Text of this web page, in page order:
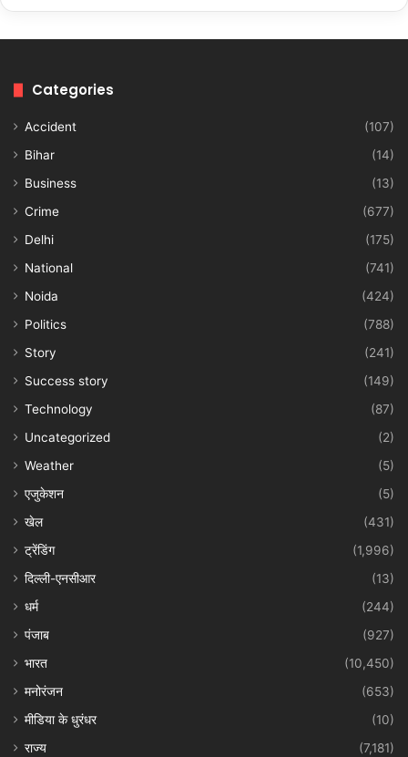
Categories
Accident
(107)
Bihar
(14)
Business
(13)
Crime
(677)
Delhi
(175)
National
(741)
Noida
(424)
Politics
(788)
Story
(241)
Success story
(149)
Technology
(87)
Uncategorized
(2)
Weather
(5)
एजुकेशन
(5)
खेल
(431)
ट्रेंडिंग
(1,996)
दिल्ली-एनसीआर
(13)
धर्म
(244)
पंजाब
(927)
भारत
(10,450)
मनोरंजन
(653)
मीडिया के धुरंधर
(10)
राज्य
(7,181)